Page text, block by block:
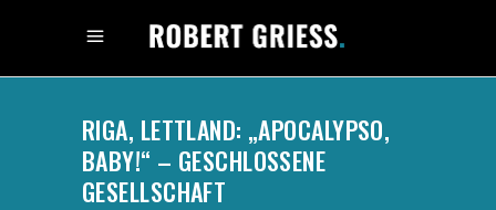
RIGA, LETTLAND: „APOCALYPSO,
BABY!“ – GESCHLOSSENE
GESELLSCHAFT